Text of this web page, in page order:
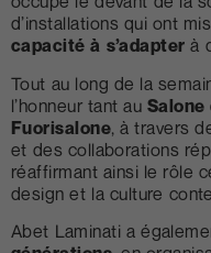
d’installations qui ont
capacité à s’adapter à
Tout au long de la
l’honneur tant au Salone
Fuorisalone, à travers
et des collaborations
réaffirmant ainsi le rôle
design et la culture
Abet Laminati a